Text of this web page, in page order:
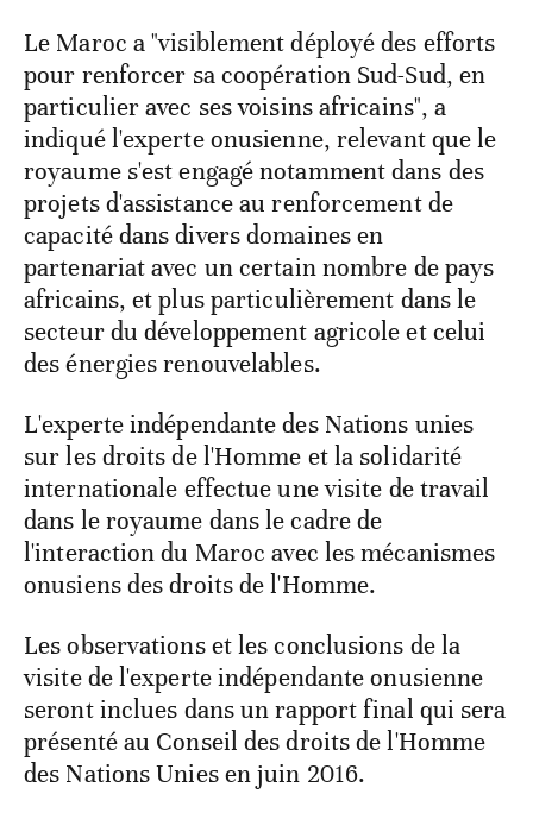
Le Maroc a "visiblement déployé des efforts
pour renforcer sa coopération Sud-Sud, en
particulier avec ses voisins africains", a
indiqué l'experte onusienne, relevant que le
royaume s'est engagé notamment dans des
projets d'assistance au renforcement de
capacité dans divers domaines en
partenariat avec un certain nombre de pays
africains, et plus particulièrement dans le
secteur du développement agricole et celui
des énergies renouvelables.
L'experte indépendante des Nations unies
sur les droits de l'Homme et la solidarité
internationale effectue une visite de travail
dans le royaume dans le cadre de
l'interaction du Maroc avec les mécanismes
onusiens des droits de l'Homme.
Les observations et les conclusions de la
visite de l'experte indépendante onusienne
seront inclues dans un rapport final qui sera
présenté au Conseil des droits de l'Homme
des Nations Unies en juin 2016.